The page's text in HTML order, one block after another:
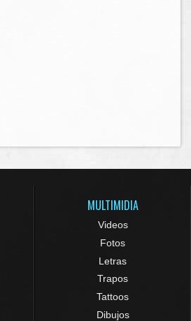
MULTIMIDIA
Videos
Fotos
Letras
Trapos
Tattoos
Dibujos